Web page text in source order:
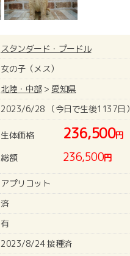
スタンダード・プードル
女の子（メス）
北陸・中部> 愛知県
2023/6/28 （今日で生後1137日）
生体価格 236,500円
総額
236,500円
アプリコット
済
有
2023/8/24 接種済